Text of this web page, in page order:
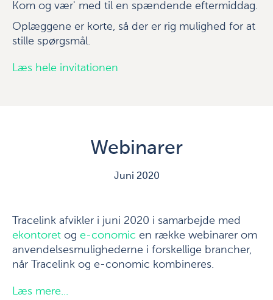
Kom og vær' med til en spændende eftermiddag.
Oplæggene er korte, så der er rig mulighed for at
stille spørgsmål.
Læs hele invitationen
Webinarer
Juni 2020
Tracelink afvikler i juni 2020 i samarbejde med
ekontoret og e-conomic en række webinarer om
anvendelsesmulighederne i forskellige brancher,
når Tracelink og e-conomic kombineres.
Læs mere...